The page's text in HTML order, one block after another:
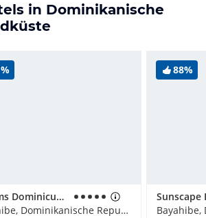
in Dominikanische
Dreams Dominicus La Romana
Bayahibe, Dominikanische Republik
88%